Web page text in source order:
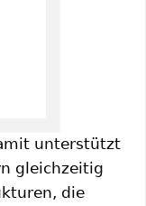
unterstützt
gleichzeitig
die